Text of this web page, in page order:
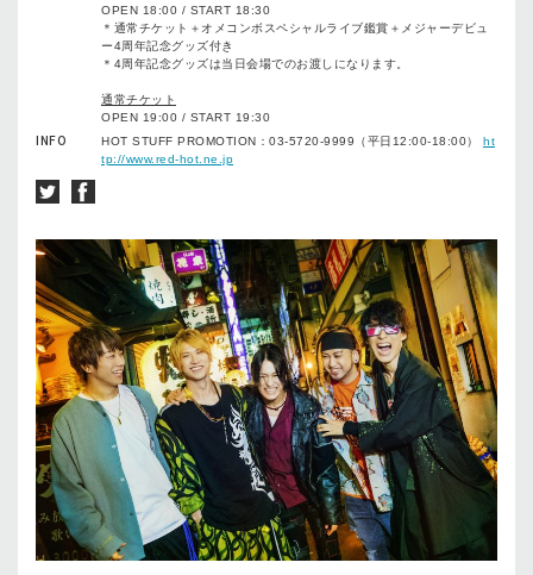
OPEN 18:00 / START 18:30
＊通常チケット＋オメコンボスペシャルライブ鑑賞＋メジャーデビュ
ー4周年記念グッズ付き
＊4周年記念グッズは当日会場でのお渡しになります。
通常チケット
OPEN 19:00 / START 19:30
INFO
HOT STUFF PROMOTION：03-5720-9999（平日12:00-18:00） ht
tp://www.red-hot.ne.jp